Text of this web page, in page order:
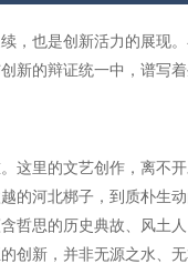
，也是创新活力的展现
新的辩证统一中，谱写
这里的文艺创作，离不
的河北梆子，到质朴生
哲思的历史典故、风土人
创新，并非无源之水、